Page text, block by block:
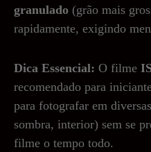
granulado (grão mais
rapidamente, exigindo
Dica Essencial: O filme
recomendado para
para fotografar em
sombra, interior) sem se
filme o tempo todo.